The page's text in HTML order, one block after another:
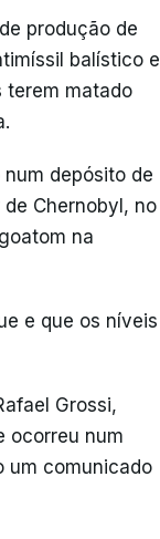
produção de
balístico e
terem matado
depósito de
Chernobyl, no
na
e que os níveis
Grossi,
ocorreu num
um comunicado